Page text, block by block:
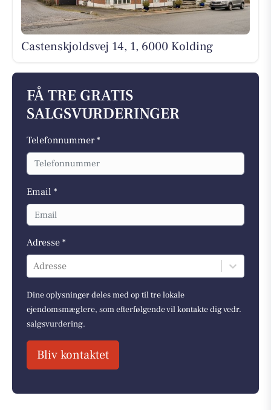
Castenskjoldsvej 14, 1, 6000 Kolding
FÅ TRE GRATIS
SALGSVURDERINGER
Telefonnummer *
Email *
Adresse *
Adresse
Dine oplysninger deles med op til tre lokale
ejendomsmæglere, som efterfølgende vil kontakte dig vedr.
salgsvurdering.
Bliv kontaktet